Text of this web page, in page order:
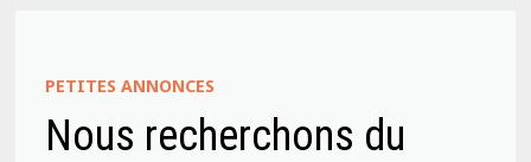
PETITES ANNONCES
Nous recherchons du